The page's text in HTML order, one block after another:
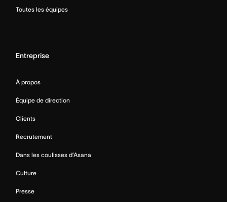
Toutes les équipes
Entreprise
À propos
Équipe de direction
Clients
Recrutement
Dans les coulisses d’Asana
Culture
Presse